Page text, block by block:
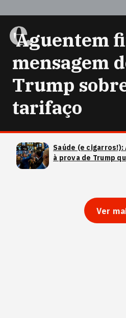
'Aguentem
mensagem
Trump
tarifaço
Saúde (e
à prova de Trump
Ver